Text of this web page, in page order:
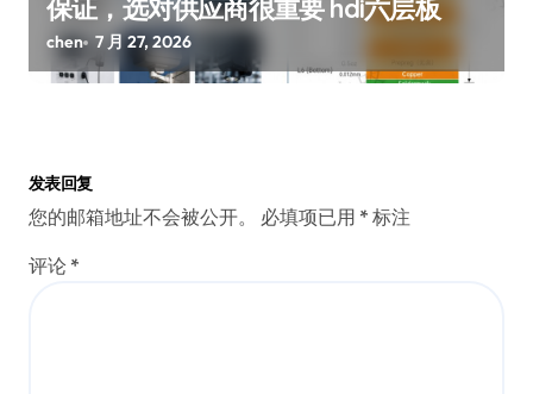
保证，选对供应商很重要 hdi六层板
chen 7 月 27, 2026
发表回复
您的邮箱地址不会被公开。 必填项已用 * 标注
评论 *